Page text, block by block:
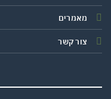
מאמרים
צור קשר